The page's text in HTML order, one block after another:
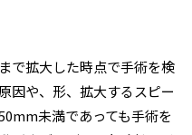
で拡大した時点で手術を検
因や、形、拡大するスピー
未満であっても手術を